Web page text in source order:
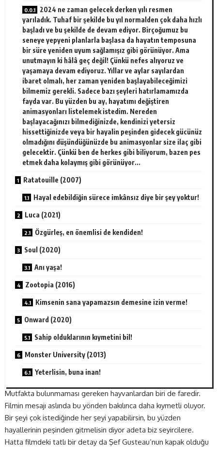
2024 ne zaman gelecek derken yılı resmen
yarıladık. Tuhaf bir şekilde bu yıl normalden çok daha hızlı
başladı ve bu şekilde de devam ediyor. Birçoğumuz bu
seneye yepyeni planlarla başlasa da hayatın temposuna
bir süre yeniden uyum sağlamışız gibi görünüyor. Ama
unutmayın ki hâlâ geç değil! Çünkü nefes alıyoruz ve
yaşamaya devam ediyoruz. Yıllar ve aylar sayılardan
ibaret olmalı, her zaman yeniden başlayabileceğimizi
bilmemiz gerekli. Sadece bazı şeyleri hatırlamamızda
fayda var. Bu yüzden bu ay, hayatımı değiştiren
animasyonları listelemek istedim. Nereden
başlayacağınızı bilmediğinizde, kendinizi yetersiz
hissettiğinizde veya bir hayalin peşinden gidecek gücünüz
olmadığını düşündüğünüzde bu animasyonlar size ilaç gibi
gelecektir. Çünkü ben de herkes gibi biliyorum, bazen pes
etmek daha kolaymış gibi görünüyor…
Ratatouille (2007)
Hayal edebildiğin sürece imkânsız diye bir şey yoktur!
Luca (2021)
Özgürleş, en önemlisi de kendiden!
Soul (2020)
Anı yaşa!
Zootopia (2016)
Kimsenin sana yapamazsın demesine izin verme!
Onward (2020)
Sahip olduklarının kıymetini bil!
Monster University (2013)
Yeterlisin, buna inan!
Mutfakta bulunmaması gereken hayvanlardan biri de faredir.
Filmin mesajı aslında bu yönden bakılınca daha kıymetli oluyor.
Bir şeyi çok istediğinde her şeyi yapabilirsin, bu yüzden
hayallerinin peşinden gitmelisin diyor adeta biz seyircilere.
Hatta filmdeki tatlı bir detay da Şef Gusteau’nun kapak olduğu